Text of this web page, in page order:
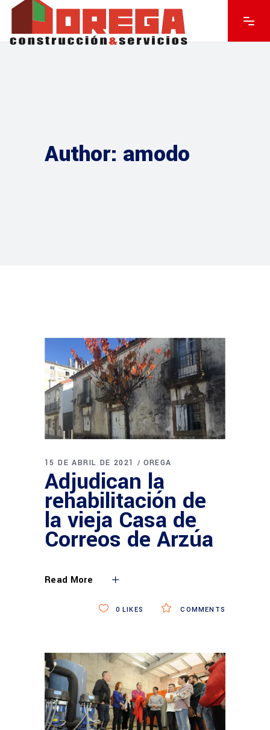
Author: amodo
15 DE ABRIL DE 2021 OREGA
Adjudican la
rehabilitación de
la vieja Casa de
Correos de Arzúa
Read More
COMMENTS
0 LIKES